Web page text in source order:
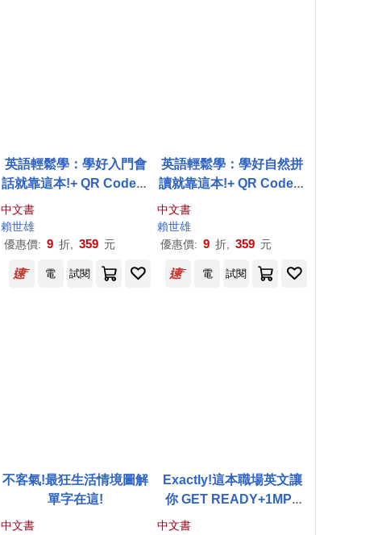
英語輕鬆學：學好入門會
話就靠這本!+ QR Code線
中文書
賴世雄
優惠價: 9 折, 359 元
英語輕鬆學：學好自然拼
讀就靠這本!+ QR Code線
中文書
賴世雄
優惠價: 9 折, 359 元
電 試閱 電 試閱
不客氣!最狂生活情境圖解
單字在這!
中文書
Exactly!這本職場英文讓
你 GET READY+1MP3
(口袋書，附防水書套)
中文書